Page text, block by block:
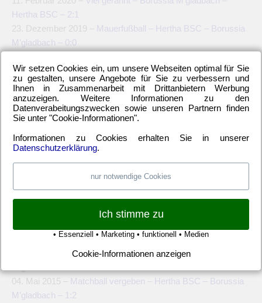
Hertha BSC – 2:1
23. Dezember 2019 – Mauerfußball – Hertha BSC – Borussia
M’gladbach – 0:0
M’gladbach – Hertha BSC – 0:3
24. September 2018 –Zauberfußball – Hertha BSC – Borussia
M’gladbach – 4:2
09. April 2018 –Trotz Führung verloren – Borussia M’gladbach
20. November 2017 –Heimstärke ist Geschichte – Hertha
BSC – Borussia M’gladbach – 2:4
07. November 2016 –Angstgegner demontiert – Hertha BSC –
Borussia M’gladbach – 3:0
Hertha BSC – 5:0
02. November 2015 –Heimklatsche – Hertha BSC – Borussia
04. Mai 2015 – Matchball vergeben – Hertha BSC – Borussia
M’gladbach – 1:2
Wir setzen Cookies ein, um unsere Webseiten optimal für Sie
zu gestalten, unsere Angebote für Sie zu verbessern und
Ihnen in Zusammenarbeit mit Drittanbietern Werbung
anzuzeigen. Weitere Informationen zu den
Datenverabeitungszwecken sowie unseren Partnern finden
Sie unter "Cookie-Informationen".
Informationen zu Cookies erhalten Sie in unserer
Datenschutzerklärung.
nur notwendige Cookies
Ich stimme zu
• Essenziell • Marketing • funktionell • Medien
Cookie-Informationen anzeigen